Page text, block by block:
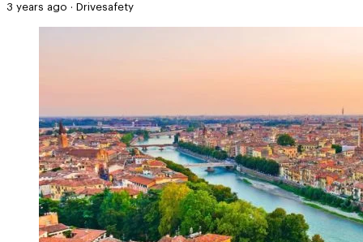
3 years ago · Drivesafety